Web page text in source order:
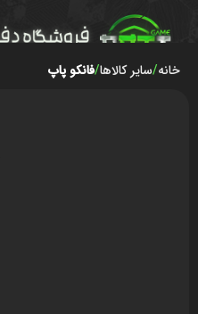
خانه سایر کالاها فانکو پاپ